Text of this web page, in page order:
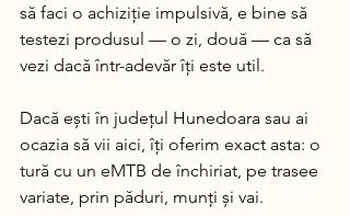
să faci o achiziție impulsivă, e bine să
testezi produsul — o zi, două — ca să
vezi dacă într-adevăr îți este util.
Dacă ești în județul Hunedoara sau ai
ocazia să vii aici, îți oferim exact asta: o
tură cu un eMTB de închiriat, pe trasee
variate, prin păduri, munți și vai.